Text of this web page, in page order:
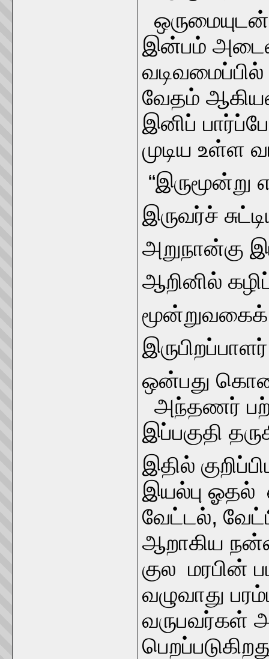
இன்பம்
வேதம்
இனிப்
முடிய உள்ள
இருவர்ச்
அறுநான்கு
ஆறினில்
மூன்றுவகைக்
ஒன்பது
அந்தணர்
இப்பகுதி
இதில்
இயல்பு ஓதல்
வேட்டல்,
ஆறாகிய
குல மரபின்
வழுவாது
வருபவர்கள்